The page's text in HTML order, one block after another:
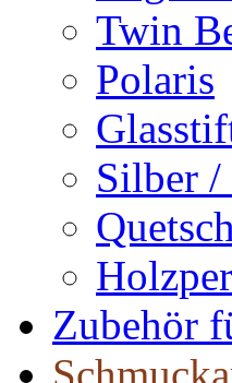
Twin
Polaris
Silber
Zubehör